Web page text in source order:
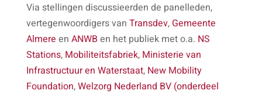
Via stellingen discussieerden de panelleden,
vertegenwoordigers van Transdev, Gemeente
Almere en ANWB en het publiek met o.a. NS
Stations, Mobiliteitsfabriek, Ministerie van
Infrastructuur en Waterstaat, New Mobility
Foundation,Welzorg Nederland BV (onderdeel